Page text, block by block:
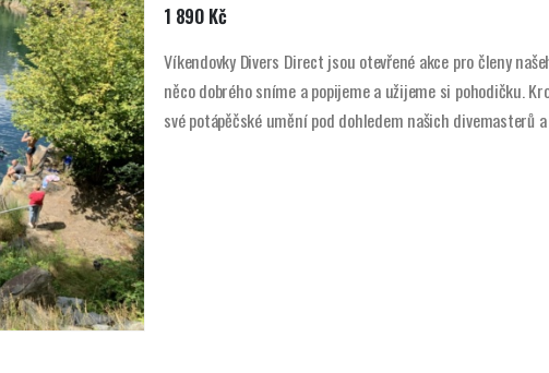
1 890 Kč
Víkendovky Divers Direct jsou otevřené akce pro členy
něco dobrého sníme a popijeme a užijeme si pohodičku.
své potápěčské umění pod dohledem našich divemasterů